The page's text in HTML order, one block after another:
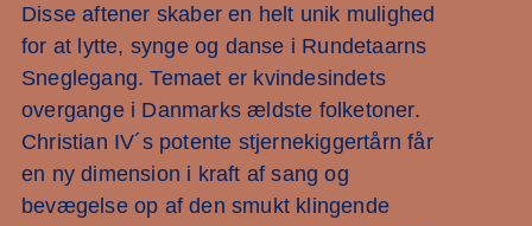
Disse aftener skaber en helt unik mulighed
for at lytte, synge og danse i Rundetaarns
Sneglegang. Temaet er kvindesindets
overgange i Danmarks ældste folketoner.
Christian IV´s potente stjernekiggertårn får
en ny dimension i kraft af sang og
bevægelse op af den smukt klingende